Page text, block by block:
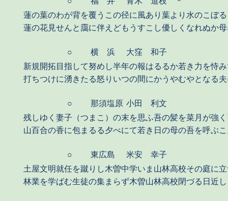
蓮の葉のわが背を覆うこの径に風あり葉より水のこぼ
蓮の花見せんと靄に伴えどもうすこし優しくなれぬか
○ 横 浜
大窪 和子
新規開拓目指して努めし半年の報はるるか若き力を恃
打ちつけに湧きたる怒りいつの間にかうやむやとなる
○ 那須塩原 小田 利文
残しゆく妻子（つまこ）の末を思ふ吾の髪を菜月が強
山百合の香に包まるる夕べにて若き日の母の吾を呼ぶ
○ 東広島
米安 幸子
土屋文明就任を蹴りし木曽中学いま山林高校その庭に
林業を学ばむ生徒の集まらず木曽山林高校閉づる日近し